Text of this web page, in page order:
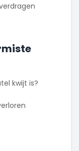
kwijt is?